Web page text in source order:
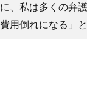
、私は多くの弁
費用倒れになる」